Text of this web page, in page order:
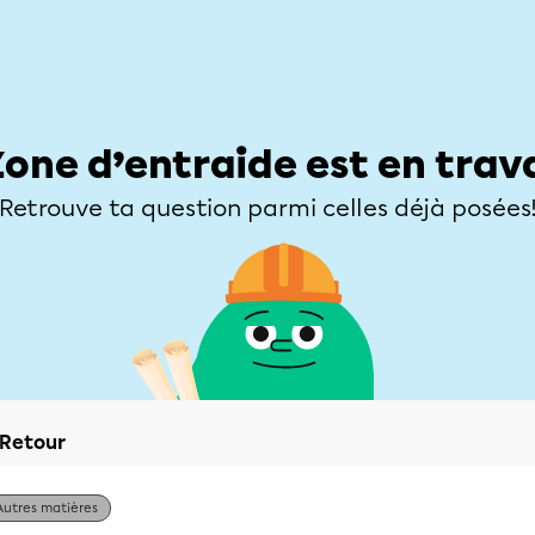
d’entraide est en
Retrouve ta question parmi celles déjà
Retour
matières